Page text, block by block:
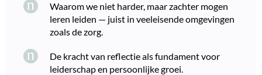
Waarom we niet harder, maar zachter mogen
leren leiden — juist in veeleisende omgevingen
zoals de zorg.
De kracht van reflectie als fundament voor
leiderschap en persoonlijke groei.